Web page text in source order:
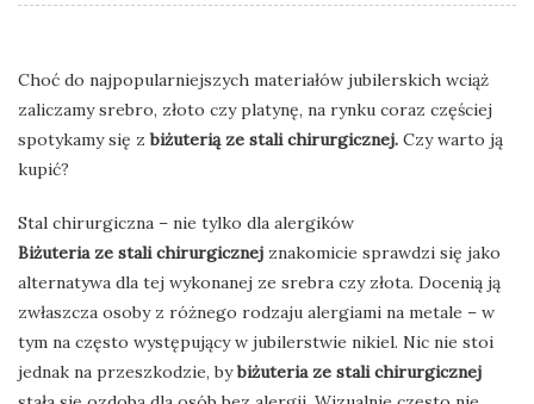
Choć do najpopularniejszych materiałów jubilerskich wciąż
zaliczamy srebro, złoto czy platynę, na rynku coraz częściej
spotykamy się zbiżuterią ze stali chirurgicznej. Czy warto ją
kupić?
Stal chirurgiczna – nie tylko dla alergików
Biżuteria ze stali chirurgicznej znakomicie sprawdzi się jako
alternatywa dla tej wykonanej ze srebra czy złota. Docenią ją
zwłaszcza osoby z różnego rodzaju alergiami na metale – w
tym na często występujący w jubilerstwie nikiel. Nic nie stoi
jednak na przeszkodzie, bybiżuteria ze stali chirurgicznej